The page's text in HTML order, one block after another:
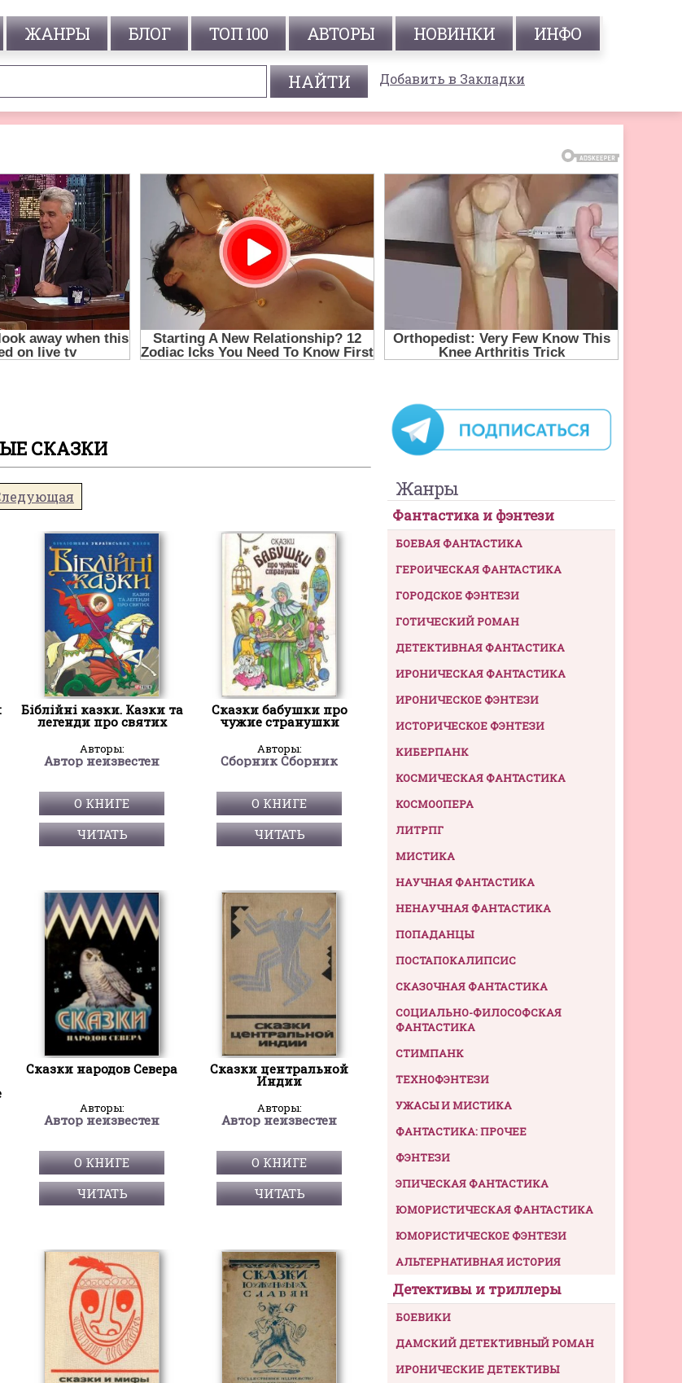
ЖАНРЫ БЛОГ ТОП 100 АВТОРЫ НОВИНКИ ИНФО
Добавить в Закладки
СКАЗКИ
Біблійні казки. Казки та
легенди про святих
Авторы:
Автор неизвестен
О КНИГЕ
ЧИТАТЬ
Сказки бабушки про
чужие странушки
Авторы:
Сборник Сборник
О КНИГЕ
ЧИТАТЬ
Сказки народов Севера
Авторы:
Автор неизвестен
О КНИГЕ
ЧИТАТЬ
Сказки центральной
Индии
Авторы:
Автор неизвестен
О КНИГЕ
ЧИТАТЬ
Жанры
Фантастика и фэнтези
БОЕВАЯ ФАНТАСТИКА
ГЕРОИЧЕСКАЯ ФАНТАСТИКА
ГОРОДСКОЕ ФЭНТЕЗИ
ГОТИЧЕСКИЙ РОМАН
ДЕТЕКТИВНАЯ ФАНТАСТИКА
ИРОНИЧЕСКАЯ ФАНТАСТИКА
ИРОНИЧЕСКОЕ ФЭНТЕЗИ
ИСТОРИЧЕСКОЕ ФЭНТЕЗИ
КИБЕРПАНК
КОСМИЧЕСКАЯ ФАНТАСТИКА
КОСМООПЕРА
ЛИТРПГ
МИСТИКА
НАУЧНАЯ ФАНТАСТИКА
НЕНАУЧНАЯ ФАНТАСТИКА
ПОПАДАНЦЫ
ПОСТАПОКАЛИПСИС
СКАЗОЧНАЯ ФАНТАСТИКА
СОЦИАЛЬНО-ФИЛОСОФСКАЯ
ФАНТАСТИКА
СТИМПАНК
ТЕХНОФЭНТЕЗИ
УЖАСЫ И МИСТИКА
ФАНТАСТИКА: ПРОЧЕЕ
ФЭНТЕЗИ
ЭПИЧЕСКАЯ ФАНТАСТИКА
ЮМОРИСТИЧЕСКАЯ ФАНТАСТИКА
ЮМОРИСТИЧЕСКОЕ ФЭНТЕЗИ
АЛЬТЕРНАТИВНАЯ ИСТОРИЯ
Детективы и триллеры
БОЕВИКИ
ДАМСКИЙ ДЕТЕКТИВНЫЙ РОМАН
ИРОНИЧЕСКИЕ ДЕТЕКТИВЫ